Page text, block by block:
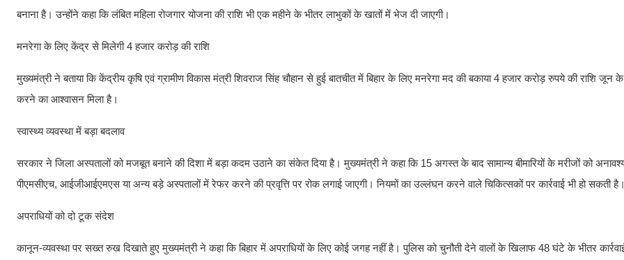
बनाना है। उन्होंने कहा कि लंबित महिला रोजगार योजना की राशि भी एक महीने के भीतर लाभुकों के खातों में भेज दी जाएगी।
मनरेगा के लिए केंद्र से मिलेगी 4 हजार करोड़ की राशि
मुख्यमंत्री ने बताया कि केंद्रीय कृषि एवं ग्रामीण विकास मंत्री शिवराज सिंह चौहान से हुई बातचीत में बिहार के लिए मनरेगा मद की बकाया 4 हजार करोड़ रुपये की राशि जून
करने का आश्वासन मिला है।
स्वास्थ्य व्यवस्था में बड़ा बदलाव
सरकार ने जिला अस्पतालों को मजबूत बनाने की दिशा में बड़ा कदम उठाने का संकेत दिया है। मुख्यमंत्री ने कहा कि 15 अगस्त के बाद सामान्य बीमारियों के मरीजों को
पीएमसीएच, आईजीआईएमएस या अन्य बड़े अस्पतालों में रेफर करने की प्रवृत्ति पर रोक लगाई जाएगी। नियमों का उल्लंघन करने वाले चिकित्सकों पर कार्रवाई भी हो सकती है।
अपराधियों को दो टूक संदेश
कानून-व्यवस्था पर सख्त रुख दिखाते हुए मुख्यमंत्री ने कहा कि बिहार में अपराधियों के लिए कोई जगह नहीं है। पुलिस को चुनौती देने वालों के खिलाफ 48 घंटे के भीतर